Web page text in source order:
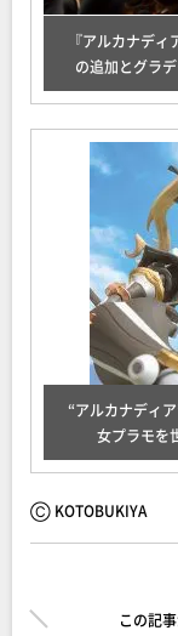
『アルカナデ
の追加とグラ
“アルカナディ
女プラモを
Ⓒ KOTOBUKIYA
この記